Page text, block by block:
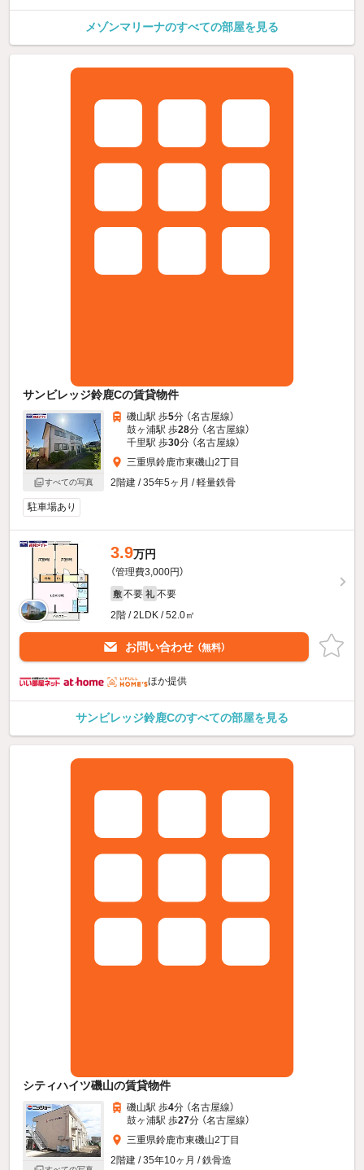
メゾンマリーナのすべての部屋を見る
サンビレッジ鈴鹿Cの賃貸物件
すべての写真
磯山駅 歩5分 （名古屋線）
鼓ヶ浦駅 歩28分 （名古屋線）
千里駅 歩30分 （名古屋線）
三重県鈴鹿市東磯山2丁目
2階建 / 35年5ヶ月 / 軽量鉄骨
駐車場あり
3.9万円
（管理費3,000円）
敷 不要 礼 不要
2階 / 2LDK / 52.0㎡
お問い合わせ （無料）
ほか提供
サンビレッジ鈴鹿Cのすべての部屋を見る
シティハイツ磯山の賃貸物件
磯山駅 歩4分 （名古屋線）
鼓ヶ浦駅 歩27分 （名古屋線）
三重県鈴鹿市東磯山2丁目
2階建 / 35年10ヶ月 / 鉄骨造